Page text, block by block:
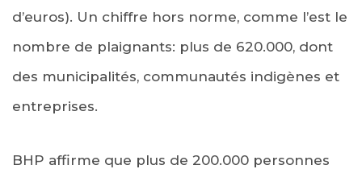
d’euros). Un chiffre hors norme, comme l’est le
nombre de plaignants: plus de 620.000, dont
des municipalités, communautés indigènes et
entreprises.
BHP affirme que plus de 200.000 personnes